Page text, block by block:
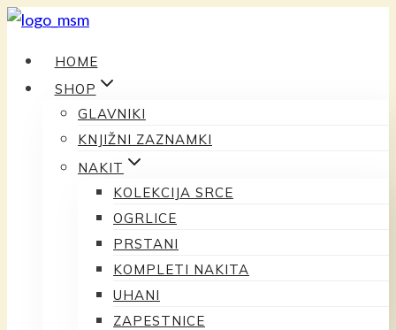
Preskoči
vsebinoHOME
SHOP
GLAVNIKI
KNJIŽNI ZAZNAMKI
NAKIT
KOLEKCIJA SRCE
OGRLICE
PRSTANI
KOMPLETI NAKITA
UHANI
ZAPESTNICE